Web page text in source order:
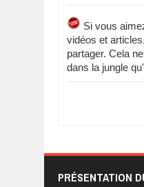
Si vous
vidéos et
partager. Cela
dans la jungle
PRÉSENTATION